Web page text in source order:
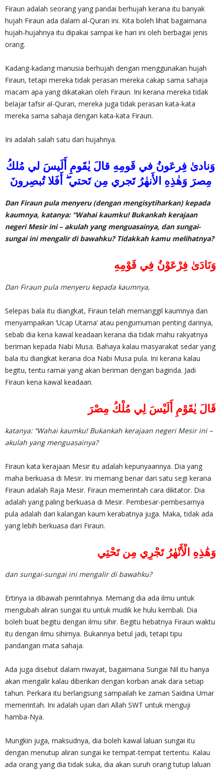
Firaun adalah seorang yang pandai berhujah kerana itu banyak
hujah Firaun ada dalam al-Quran ini. Kita boleh lihat bagaimana
hujah-hujahnya itu dipakai sampai ke hari ini oleh berbagai jenis
orang.
Kadang-kadang manusia berhujah dengan menggunakan hujah
Firaun, tetapi mereka tidak perasan mereka cakap sama sahaja
macam apa yang dikatakan oleh Firaun. Ini kerana mereka tidak
belajar tafsir al-Quran, mereka juga tidak perasan kata-kata
mereka sama sahaja dengan kata-kata Firaun.
Ini adalah salah satu dari hujahnya.
وَنادىٰ فِرعَونُ في قَومِهِ قالَ يٰقَومِ أَلَيسَ لي مُلكُ
مِصرَ وَهٰذِهِ الأَنهٰرُ تَجري مِن تَحتي ۖ أَفَلا تُبصِرونَ
Dan Firaun pula menyeru (dengan mengisytiharkan) kepada
kaumnya, katanya: “Wahai kaumku! Bukankah kerajaan
negeri Mesir ini – akulah yang menguasainya, dan sungai-
sungai ini mengalir di bawahku? Tidakkah kamu melihatnya?
وَنَادَىٰ فِرْعَوْنُ فِي قَوْمِهِ
Dan Firaun pula menyeru kepada kaumnya,
Selepas bala itu diangkat, Firaun telah memanggil kaumnya dan
menyampaikan ‘Ucap Utama’ atau pengumuman penting darinya,
sebab dia kena kawal keadaan kerana dia tidak mahu rakyatnya
beriman kepada Nabi Musa. Bahaya kalau masyarakat sedar yang
bala itu diangkat kerana doa Nabi Musa pula. Ini kerana kalau
begitu, tentu ramai yang akan beriman dengan baginda. Jadi
Firaun kena kawal keadaan.
قَالَ يٰقَوْمِ أَلَيْسَ لِي مُلْكُ مِصْرَ
katanya: “Wahai kaumku! Bukankah kerajaan negeri Mesir ini –
akulah yang menguasainya?
Firaun kata kerajaan Mesir itu adalah kepunyaannya. Dia yang
maha berkuasa di Mesir. Ini memang benar dari satu segi kerana
Firaun adalah Raja Mesir. Firaun memerintah cara diktator. Dia
adalah yang paling berkuasa di Mesir. Pembesar-pembesarnya
pula adalah dari kalangan kaum kerabatnya juga. Maka, tidak ada
yang lebih berkuasa dari Firaun.
وَهَٰذِهِ الْأَنْهٰرُ تَجْرِي مِن تَحْتِي
dan sungai-sungai ini mengalir di bawahku?
Ertinya ia dibawah perintahnya. Memang dia ada ilmu untuk
mengubah aliran sungai itu untuk mudik ke hulu kembali. Dia
boleh buat begitu dengan ilmu sihir. Begitu hebatnya Firaun waktu
itu dengan ilmu sihirnya. Bukannya betul jadi, tetapi tipu
pandangan mata sahaja.
Ada juga disebut dalam riwayat, bagaimana Sungai Nil itu hanya
akan mengalir kalau diberikan dengan korban anak dara setiap
tahun. Perkara itu berlangsung sampailah ke zaman Saidina Umar
memerintah. Ini adalah ujian dari Allah SWT untuk menguji
hamba-Nya.
Mungkin juga, maksudnya, dia boleh kawal laluan sungai itu
dengan menutup aliran sungai ke tempat-tempat tertentu. Kalau
ada orang yang dia tidak suka, dia akan suruh orang tutup laluan